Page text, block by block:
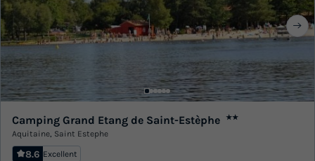
Camping Grand Etang de Saint-Estèphe ★★
Aquitaine, Saint Estephe
8.6 Excellent